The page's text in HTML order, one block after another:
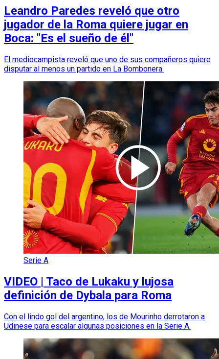
Leandro Paredes reveló que otro
jugador de la Roma quiere jugar en
Boca: "Es el sueño de él"
El mediocampista reveló que uno de sus compañeros quiere
disputar al menos un partido en La Bombonera.
Serie A
VIDEO | Taco de Lukaku y lujosa
definición de Dybala para Roma
Con el lindo gol del argentino, los de Mourinho derrotaron a
Udinese para escalar algunas posiciones en la Serie A.